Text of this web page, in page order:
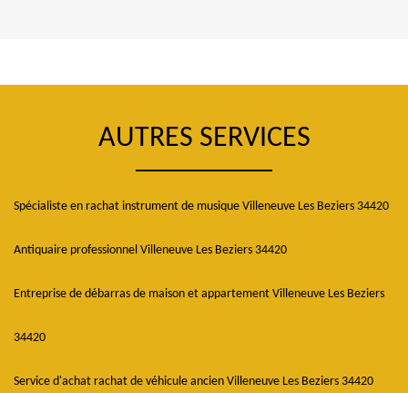
AUTRES SERVICES
Spécialiste en rachat instrument de musique Villeneuve Les Beziers 34420
Antiquaire professionnel Villeneuve Les Beziers 34420
Entreprise de débarras de maison et appartement Villeneuve Les Beziers
34420
Service d'achat rachat de véhicule ancien Villeneuve Les Beziers 34420